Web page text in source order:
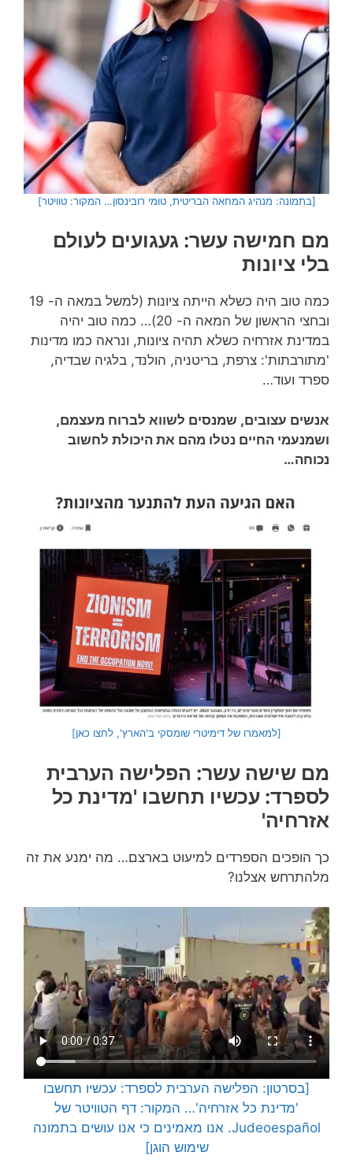
[בתמונה: מנהיג המחאה הבריטית, טומי רובינסון… המקור: טוויטר]
מם חמישה עשר: געגועים לעולם
בלי ציונות
כמה טוב היה כשלא הייתה ציונות (למשל במאה ה- 19
ובחצי הראשון של המאה ה- 20)… כמה טוב יהיה
במדינת אזרחיה כשלא תהיה ציונות, ונראה כמו מדינות
'מתורבתות': צרפת, בריטניה, הולנד, בלגיה שבדיה,
ספרד ועוד…
אנשים עצובים, שמנסים לשווא לברוח מעצמם,
ושמנעמי החיים נטלו מהם את היכולת לחשוב
נכוחה…
[למאמרו של דימיטרי שומסקי ב'הארץ', לחצו כאן]
מם שישה עשר: הפלישה הערבית
לספרד: עכשיו תחשבו 'מדינת כל
אזרחיה'
כך הופכים הספרדים למיעוט בארצם… מה ימנע את זה
מלהתרחש אצלנו?
[בסרטון: הפלישה הערבית לספרד: עכשיו תחשבו
'מדינת כל אזרחיה'… המקור: דף הטוויטר של
Judeoespañol. אנו מאמינים כי אנו עושים בתמונה
שימוש הוגן]